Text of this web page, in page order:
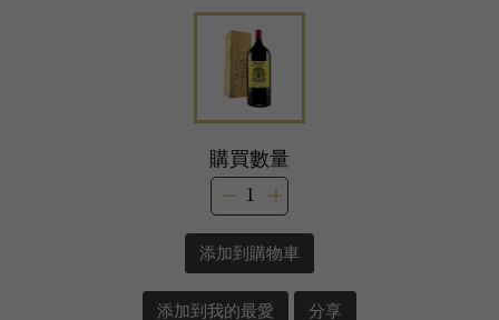
購買數量
添加到購物車
添加到我的最愛 分享